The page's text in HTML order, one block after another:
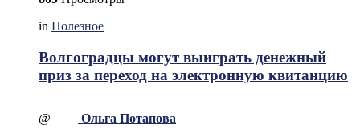
in Полезное
Волгоградцы могут выиграть денежный
приз за переход на электронную квитанцию
@ Ольга Потапова